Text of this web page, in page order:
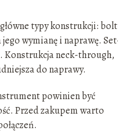
typy konstrukcji:
wymianę i naprawę.
Konstrukcja neck-through,
do naprawy.
powinien być
Przed zakupem warto